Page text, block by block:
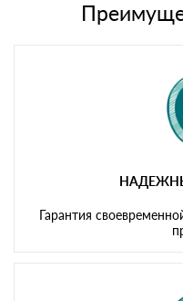
либо Вы забираете
Гарантия